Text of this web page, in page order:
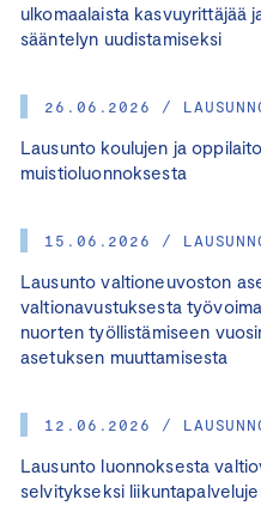
ulkomaalaista kasvuyrittäjää
sääntelyn uudistamiseksi
26.06.2026 /
Lausunto koulujen ja
muistioluonnoksesta
15.06.2026 /
Lausunto valtioneuvoston
valtionavustuksesta
nuorten työllistämiseen
asetuksen muuttamisesta
12.06.2026 /
Lausunto luonnoksesta
selvitykseksi